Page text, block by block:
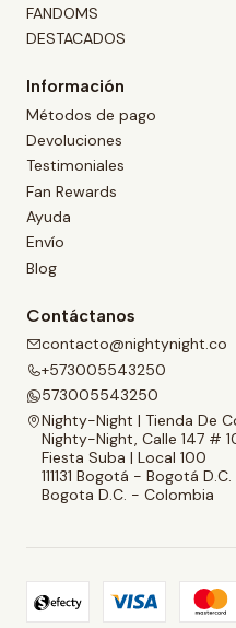
FANDOMS
DESTACADOS
Información
Métodos de pago
Devoluciones
Testimoniales
Fan Rewards
Ayuda
Envío
Blog
Contáctanos
contacto@nightynight.co
+573005543250
573005543250
Nighty-Night | Tienda De
Nighty-Night, Calle 147 #
Fiesta Suba | Local 100
111131 Bogotá - Bogotá D.C.
Bogota D.C. - Colombia